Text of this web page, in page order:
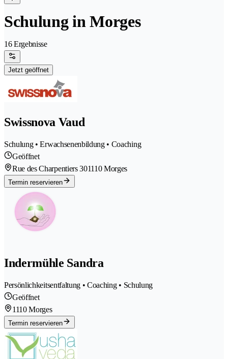
Schulung in Morges
16 Ergebnisse
Jetzt geöffnet
Swissnova Vaud
Schulung • Erwachsenenbildung • Coaching
Geöffnet
Rue des Charpentiers 301110 Morges
Termin reservieren
Indermühle Sandra
Persönlichkeitsentfaltung • Coaching • Schulung
Geöffnet
1110 Morges
Termin reservieren